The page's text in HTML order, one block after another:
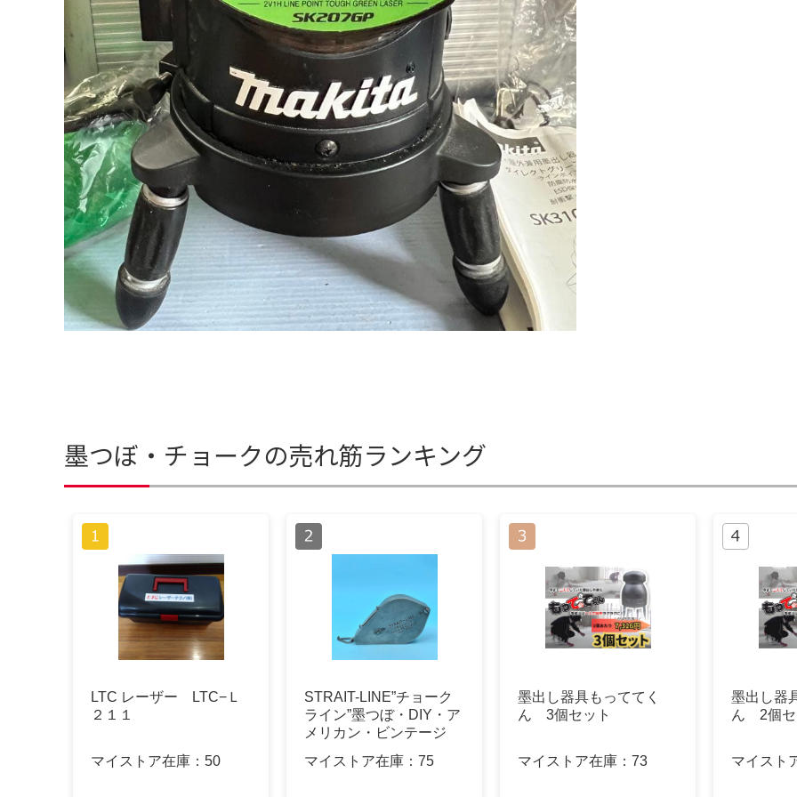
墨つぼ・チョークの売れ筋ランキング
LTC レーザー LTC−Ｌ
２１１
マイストア在庫： 50
STRAIT-LINE”チョーク
ライン”墨つぼ・DIY・ア
メリカン・ビンテージ
マイストア在庫： 75
墨出し器具もっててく
ん 3個セット
マイストア在庫： 73
墨出し器
ん 2個セ
マイスト